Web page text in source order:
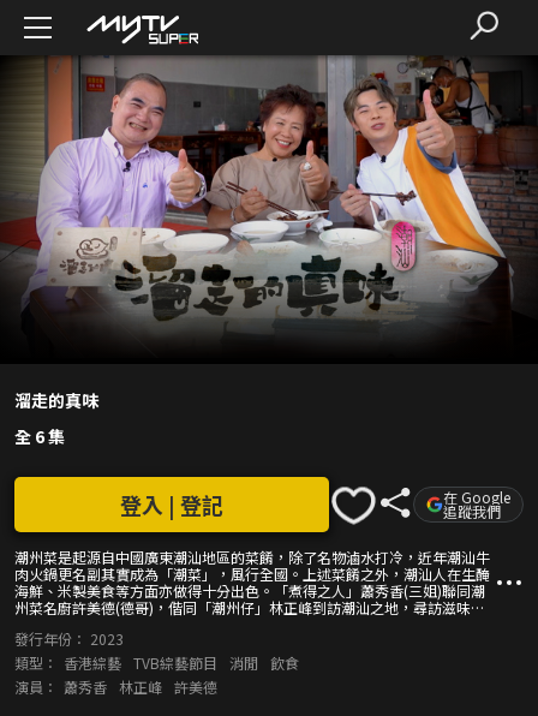
溜走的真味
全 6 集
潮州菜是起源自中國廣東潮汕地區的菜餚，除了名物滷水打冷，近年潮汕牛
肉火鍋更名副其實成為「潮菜」，風行全國。上述菜餚之外，潮汕人在生醃
海鮮、米製美食等方面亦做得十分出色。「煮得之人」蕭秀香(三姐)聯同潮
州菜名廚許美德(德哥)，偕同「潮州仔」林正峰到訪潮汕之地，尋訪滋味食
色佳餚、美食，並請來「星級」嘉賓一同品味。
登入 | 登記 在 Google
追蹤我們
發行年份： 2023
類型：
香港綜藝 TVB綜藝節目 消閒
飲食
演員：
蕭秀香 林正峰 許美德